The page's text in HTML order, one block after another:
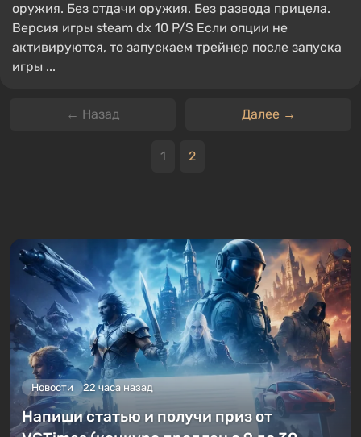
оружия. Без отдачи оружия. Без развода прицела.
Версия игры steam dx 10 P/S Если опции не
активируются, то запускаем трейнер после запуска
игры ...
← Назад Далее →
1 2
Новости 22 часа назад
Напиши статью и получи приз от